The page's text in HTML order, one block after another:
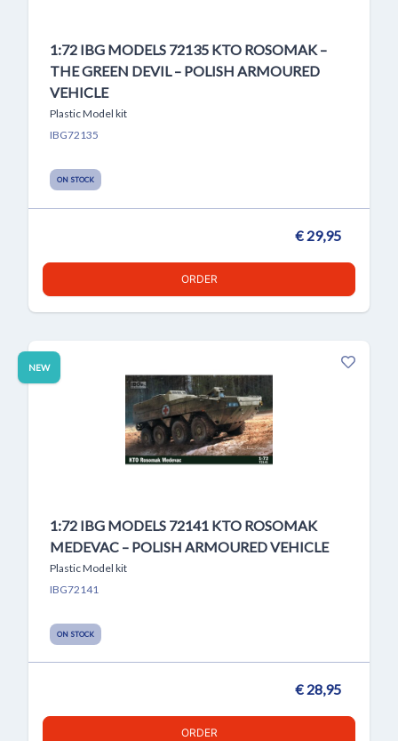
1:72 IBG MODELS 72135 KTO ROSOMAK –
THE GREEN DEVIL – POLISH ARMOURED
VEHICLE
Plastic Model kit
IBG72135
ON STOCK
€ 29,95
ORDER
NEW
1:72 IBG MODELS 72141 KTO ROSOMAK
MEDEVAC – POLISH ARMOURED VEHICLE
Plastic Model kit
IBG72141
ON STOCK
€ 28,95
ORDER